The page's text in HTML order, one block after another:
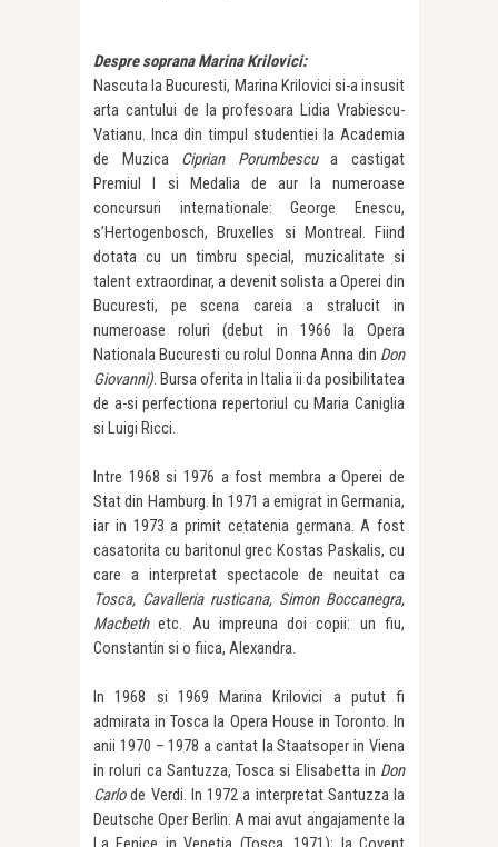
Despre soprana Marina Krilovici:
Nascuta la Bucuresti, Marina Krilovici si-a insusit
arta cantului de la profesoara Lidia Vrabiescu-
Vatianu. Inca din timpul studentiei la Academia
de Muzica Ciprian Porumbescua castigat
Premiul I si Medalia de aur la numeroase
concursuri internationale: George Enescu,
s’Hertogenbosch, Bruxelles si Montreal. Fiind
dotata cu un timbru special, muzicalitate si
talent extraordinar, a devenit solista a Operei din
Bucuresti, pe scena careia a stralucit in
numeroase roluri (debut in 1966 la Opera
Nationala Bucuresti cu rolul Donna Anna din Don
Giovanni). Bursa oferita in Italia ii da posibilitatea
de a-si perfectiona repertoriul cu Maria Caniglia
si Luigi Ricci.
Intre 1968 si 1976 a fost membra a Operei de
Stat din Hamburg. In 1971 a emigrat in Germania,
iar in 1973 a primit cetatenia germana. A fost
casatorita cu baritonul grec Kostas Paskalis, cu
care a interpretat spectacole de neuitat ca
Tosca, Cavalleria rusticana, Simon Boccanegra,
Macbethetc. Au impreuna doi copii: un fiu,
Constantin si o fiica, Alexandra.
In 1968 si 1969 Marina Krilovici a putut fi
admirata in Tosca la Opera House in Toronto. In
anii 1970 – 1978 a cantat la Staatsoper in Viena
in roluri ca Santuzza, Tosca si Elisabetta in Don
Carlode Verdi. In 1972 a interpretat Santuzza la
Deutsche Oper Berlin. A mai avut angajamente la